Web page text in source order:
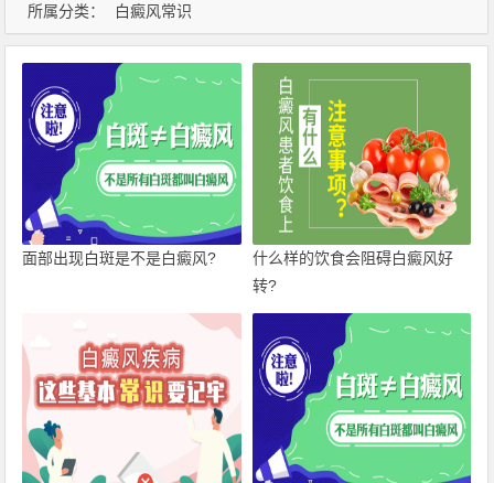
所属分类： 白癜风常识
面部出现白斑是不是白癜风?
什么样的饮食会阻碍白癜风好
转?